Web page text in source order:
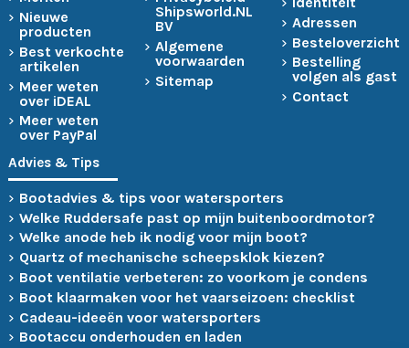
Nieuwe
producten
Best verkochte
artikelen
Meer weten
over iDEAL
Meer weten
over PayPal
Shipsworld.NL
BV
Algemene
voorwaarden
Sitemap
Adressen
Besteloverzicht
Bestelling
volgen als gast
Contact
Advies & Tips
Bootadvies & tips voor watersporters
Welke Ruddersafe past op mijn buitenboordmotor?
Welke anode heb ik nodig voor mijn boot?
Quartz of mechanische scheepsklok kiezen?
Boot ventilatie verbeteren: zo voorkom je condens
Boot klaarmaken voor het vaarseizoen: checklist
Cadeau-ideeën voor watersporters
Bootaccu onderhouden en laden